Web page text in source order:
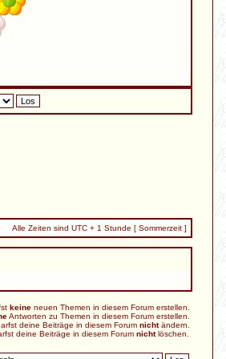
möchtet.
ist es aus
Alle Zeiten sind UTC + 1 Stunde [ Sommerzeit ]
keine neuen Themen in diesem Forum erstellen.
Antworten zu Themen in diesem Forum erstellen.
deine Beiträge in diesem Forum nichtändern.
deine Beiträge in diesem Forum nichtlöschen.